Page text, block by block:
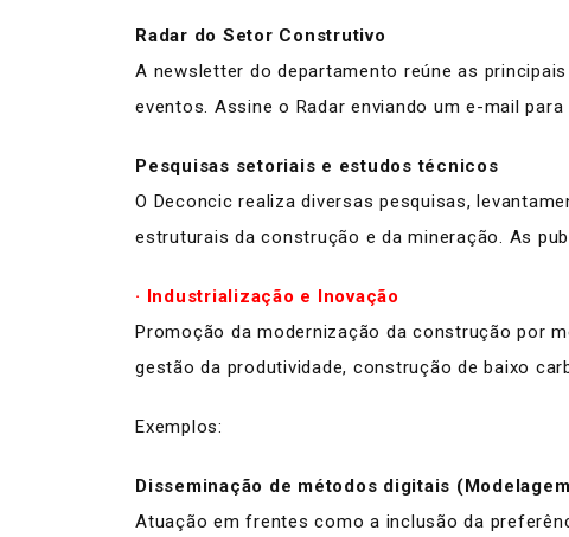
Radar do Setor Construtivo
A newsletter do departamento reúne as
eventos. Assine o Radar enviando um e-mail para
Pesquisas setoriais e estudos técnicos
O Deconcic realiza diversas pesquisas,
estruturais da construção e da mineração. As
· Industrialização e Inovação
Promoção da modernização da construção por
gestão da produtividade, construção de baixo
Exemplos:
Disseminação de métodos digitais
Atuação em frentes como a inclusão da